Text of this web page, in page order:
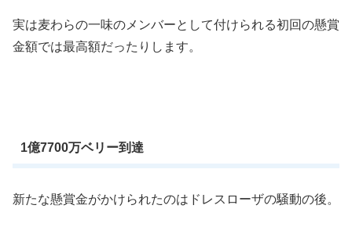
実は麦わらの一味のメンバーとして付けられる初回の懸賞
金額では最高額だったりします。
1億7700万ベリー到達
新たな懸賞金がかけられたのはドレスローザの騒動の後。